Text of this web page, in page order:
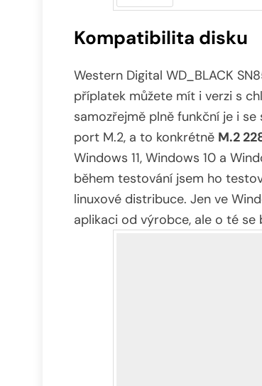
Kompatibilita disku
Western Digital WD_BLACK
příplatek můžete mít i verzi s
samozřejmě plně funkční je i se
port M.2, a to konkrétně M.2
Windows 11, Windows 10 a
během testování jsem ho
linuxové distribuce. Jen ve
aplikaci od výrobce, ale o té se